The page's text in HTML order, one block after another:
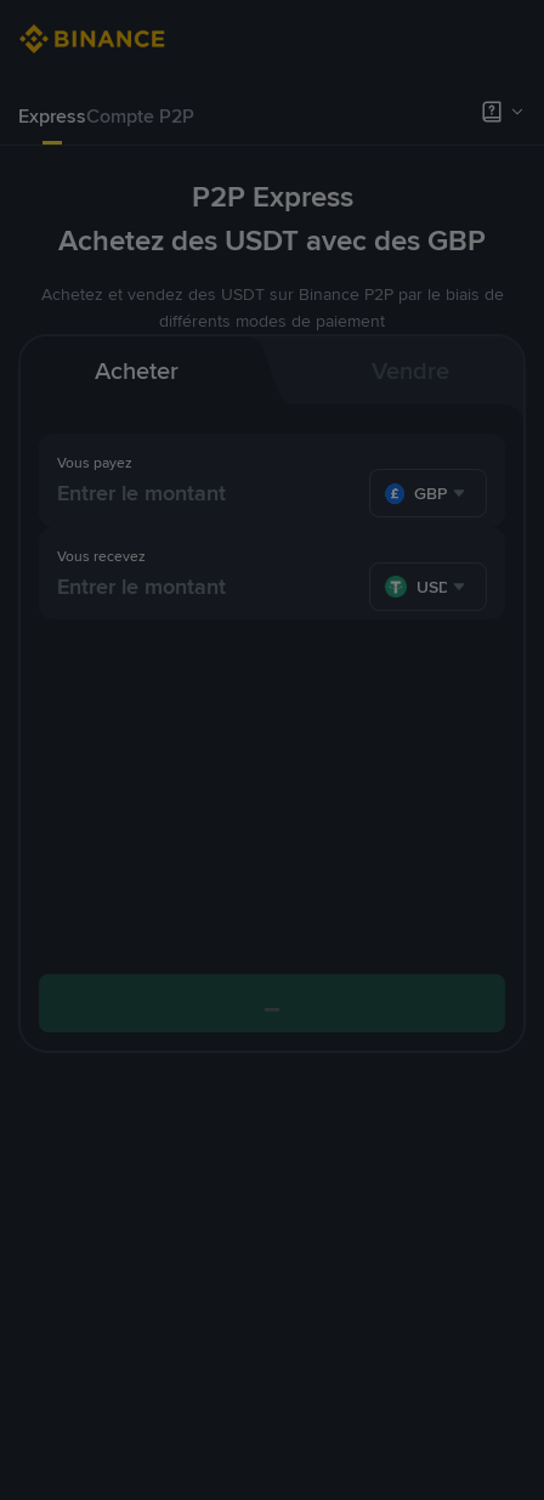
ExpressCompte P2P
P2P Express
Achetez des USDT avec des GBP
Achetez et vendez des USDT sur Binance P2P par le biais de
différents modes de paiement
Acheter
Vous payez
GBP
Vous recevez
USDT